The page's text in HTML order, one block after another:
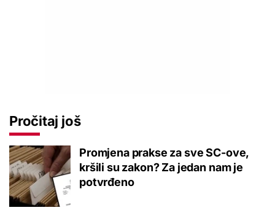
Pročitaj još
Promjena prakse za sve SC-ove,
kršili su zakon? Za jedan nam je
potvrđeno